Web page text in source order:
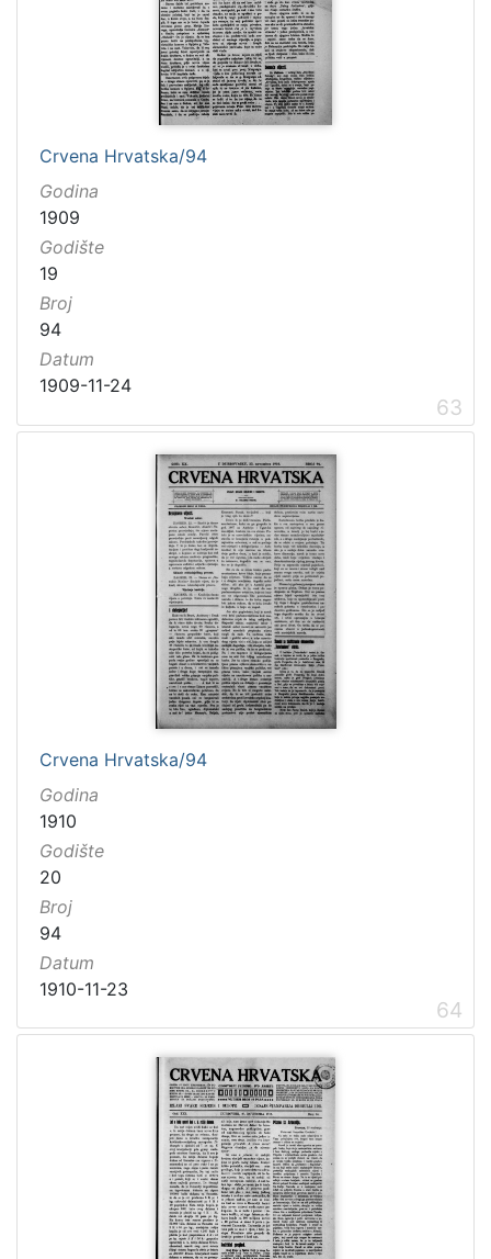
Crvena Hrvatska/94
Godina
1909
Godište
19
Broj
94
Datum
1909-11-24
63
Crvena Hrvatska/94
Godina
1910
Godište
20
Broj
94
Datum
1910-11-23
64